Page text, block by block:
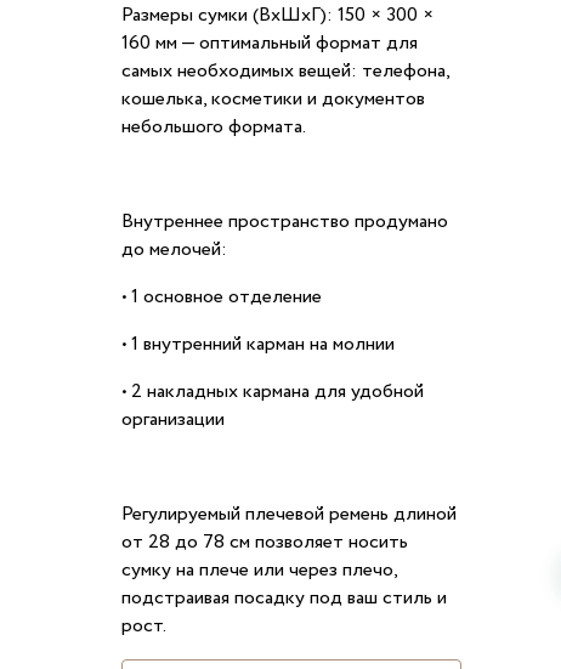
Размеры сумки (ВхШхГ): 150 × 300 ×
160 мм — оптимальный формат для
самых необходимых вещей: телефона,
кошелька, косметики и документов
небольшого формата.
Внутреннее пространство продумано
до мелочей:
• 1 основное отделение
• 1 внутренний карман на молнии
• 2 накладных кармана для удобной
организации
Регулируемый плечевой ремень длиной
от 28 до 78 см позволяет носить
сумку на плече или через плечо,
подстраивая посадку под ваш стиль и
рост.